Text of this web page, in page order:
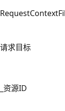
请求目标
_资源ID